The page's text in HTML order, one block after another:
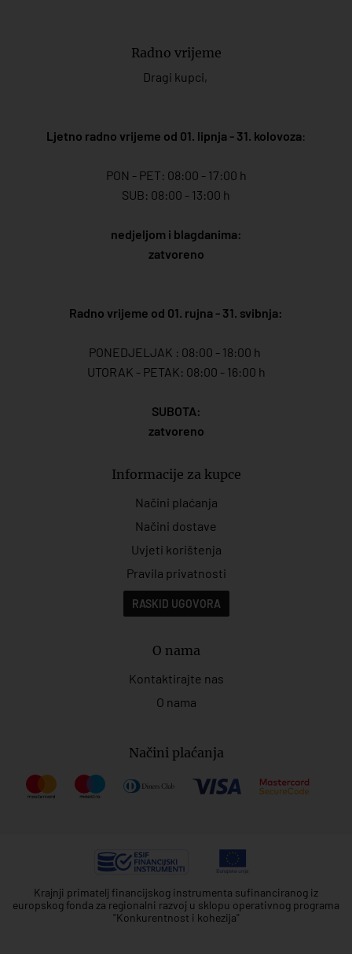
Radno vrijeme
Dragi kupci,
Ljetno radno vrijeme od 01. lipnja - 31. kolovoza:
PON - PET: 08:00 - 17:00 h
SUB: 08:00 - 13:00 h
nedjeljom i blagdanima:
zatvoreno
Radno vrijeme od 01. rujna - 31. svibnja:
PONEDJELJAK : 08:00 - 18:00 h
UTORAK - PETAK: 08:00 - 16:00 h
SUBOTA:
zatvoreno
Informacije za kupce
Načini plaćanja
Načini dostave
Uvjeti korištenja
Pravila privatnosti
RASKID UGOVORA
O nama
Kontaktirajte nas
O nama
Načini plaćanja
Krajnji primatelj financijskog instrumenta sufinanciranog iz
europskog fonda za regionalni razvoj u sklopu operativnog programa
"Konkurentnost i kohezija"